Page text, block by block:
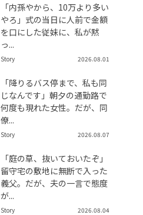
「内孫やから、10万より多い
やろ」式の当日に人前で金額
を口にした従妹に、私が黙
っ...
Story 2026.08.01
「降りるバス停まで、私も同
じなんです」朝夕の通勤路で
何度も現れた女性。だが、同
僚...
Story 2026.08.07
「庭の草、抜いておいたぞ」
留守宅の敷地に無断で入った
義父。だが、夫の一言で態度
が...
Story 2026.08.04